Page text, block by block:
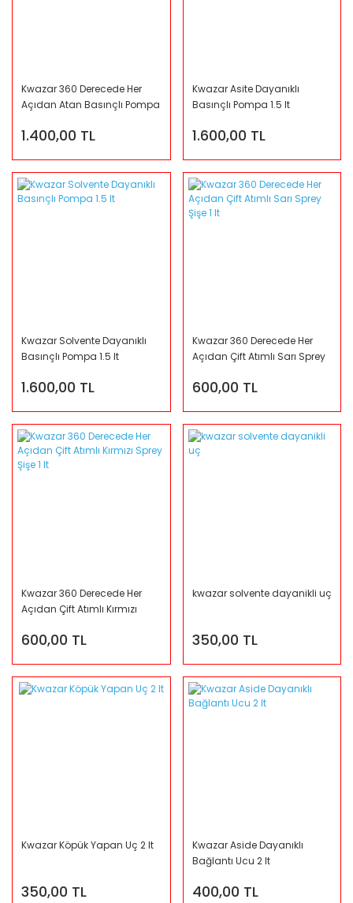
Kwazar 360 Derecede Her
Açıdan Atan Basınçlı Pompa
1.400,00 TL
Kwazar Asite Dayanıklı
Basınçlı Pompa 1.5 lt
1.600,00 TL
Kwazar Solvente Dayanıklı
Basınçlı Pompa 1.5 lt
1.600,00 TL
Kwazar 360 Derecede Her
Açıdan Çift Atımlı Sarı Sprey
600,00 TL
Kwazar 360 Derecede Her
Açıdan Çift Atımlı Kırmızı
600,00 TL
kwazar solvente dayanikli uç
350,00 TL
Kwazar Köpük Yapan Uç 2 lt
350,00 TL
Kwazar Aside Dayanıklı
Bağlantı Ucu 2 lt
400,00 TL